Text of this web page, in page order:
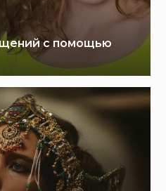
с помощью